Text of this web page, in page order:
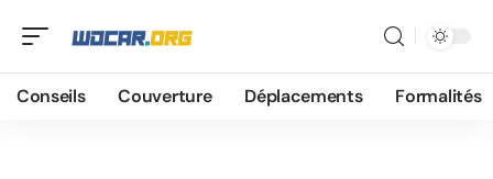
Conseils Couverture Déplacements Formalités